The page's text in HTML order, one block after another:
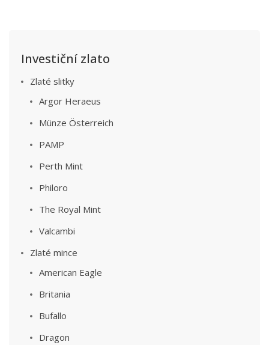
Investiční zlato
Zlaté slitky
Argor Heraeus
Münze Österreich
PAMP
Perth Mint
Philoro
The Royal Mint
Valcambi
Zlaté mince
American Eagle
Britania
Bufallo
Dragon